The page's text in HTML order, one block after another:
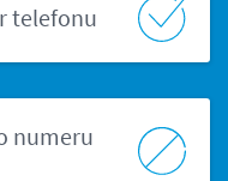
telefonu
numeru